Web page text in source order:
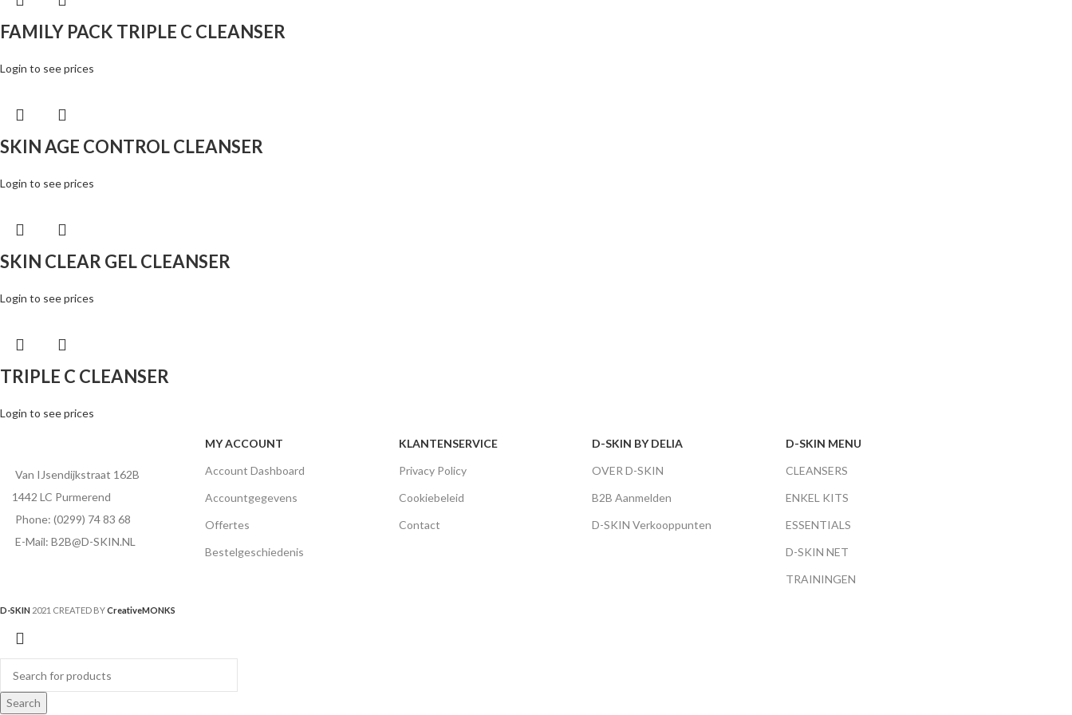
FAMILY PACK TRIPLE C CLEANSER
Login to see prices
SKIN AGE CONTROL CLEANSER
Login to see prices
SKIN CLEAR GEL CLEANSER
Login to see prices
TRIPLE C CLEANSER
Login to see prices
Van IJsendijkstraat 162B
1442 LC Purmerend
Phone: (0299) 74 83 68
E-Mail: B2B@D-SKIN.NL
MY ACCOUNT
Account Dashboard
Accountgegevens
Offertes
Bestelgeschiedenis
KLANTENSERVICE
Privacy Policy
Cookiebeleid
Contact
D-SKIN BY DELIA
OVER D-SKIN
B2B Aanmelden
D-SKIN Verkooppunten
D-SKIN MENU
CLEANSERS
ENKEL KITS
ESSENTIALS
D-SKIN NET
TRAININGEN
D-SKIN 2021 CREATED BYCreativeMONKS
Search